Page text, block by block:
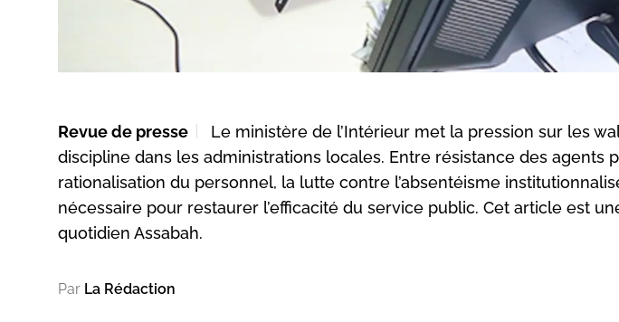
Revue de presse
Le ministère de l’Intérieur met la pression sur les
discipline dans les administrations locales. Entre résistance des agents
rationalisation du personnel, la lutte contre l’absentéisme
nécessaire pour restaurer l’efficacité du service public. Cet article est
quotidien Assabah.
Par La Rédaction